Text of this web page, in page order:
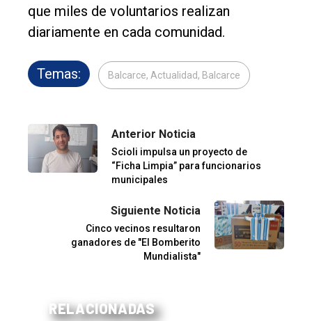
que miles de voluntarios realizan
diariamente en cada comunidad.
Temas: Balcarce, Actualidad, Balcarce
Anterior Noticia
Scioli impulsa un proyecto de
“Ficha Limpia” para funcionarios
municipales
Siguiente Noticia
Cinco vecinos resultaron
ganadores de "El Bomberito
Mundialista"
RELACIONADAS